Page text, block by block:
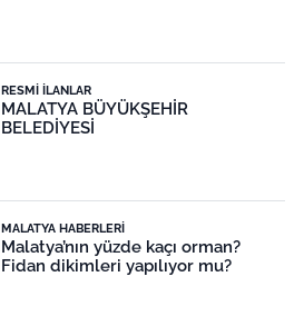
RESMI İLANLAR
MALATYA BÜYÜKŞEHİR
BELEDİYESİ
MALATYA HABERLERI
Malatya’nın yüzde kaçı orman?
Fidan dikimleri yapılıyor mu?